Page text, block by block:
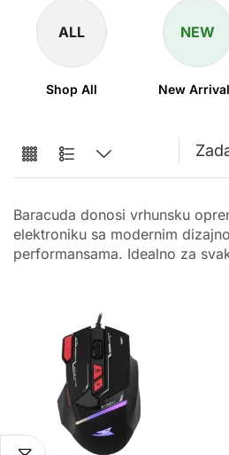
ALL
Shop All
NEW
New
Baracuda donosi vrhunsku
elektroniku sa modernim
performansama. Idealno za